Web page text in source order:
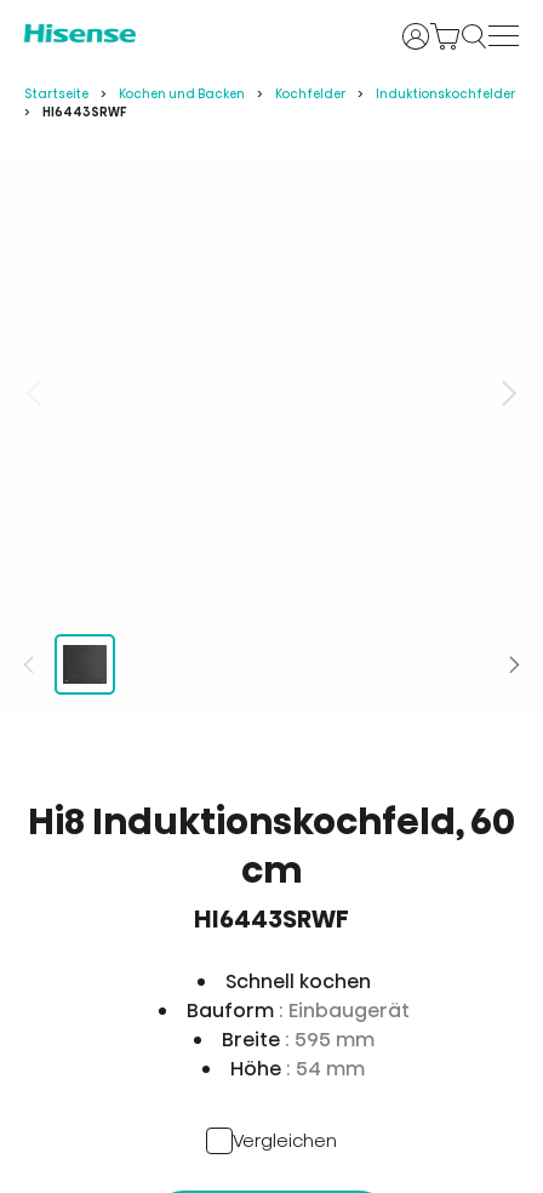
Anmelden
Startseite Kochen und Backen Kochfelder
Induktionskochfelder
HI6443SRWF
Hi8 Induktionskochfeld, 60
cm
HI6443SRWF
Schnell kochen
Bauform : Einbaugerät
Breite : 595 mm
Höhe : 54 mm
Vergleichen